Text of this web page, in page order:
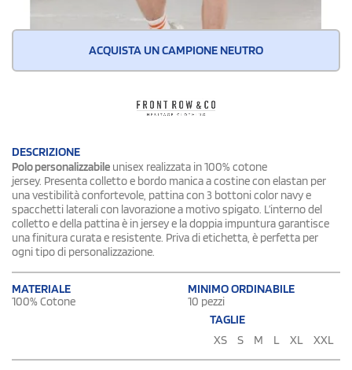
ACQUISTA UN CAMPIONE NEUTRO
DESCRIZIONE
Polo personalizzabile unisex realizzata in 100% cotone
jersey. Presenta colletto e bordo manica a costine con elastan per
una vestibilità confortevole, pattina con 3 bottoni color navy e
spacchetti laterali con lavorazione a motivo spigato. L’interno del
colletto e della pattina è in jersey e la doppia impuntura garantisce
una finitura curata e resistente. Priva di etichetta, è perfetta per
ogni tipo di personalizzazione.
MATERIALE
100% Cotone
MINIMO ORDINABILE
10 pezzi
TAGLIE
XS
S M L XL XXL